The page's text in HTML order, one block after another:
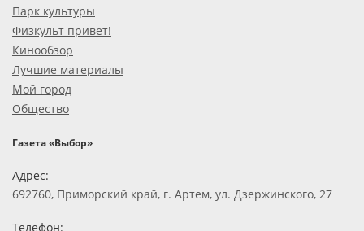
Парк культуры
Физкульт привет!
Кинообзор
Лучшие материалы
Мой город
Общество
Газета «Выбор»
Адрес:
692760, Приморский край, г. Артем, ул. Дзержинского, 27
Телефон: